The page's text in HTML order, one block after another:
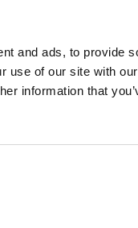
and ads, to provide
use of our site with
information that